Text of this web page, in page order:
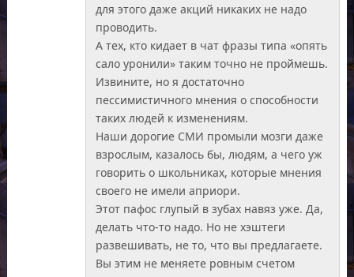
для этого даже акций никаких не надо
проводить.
А тех, кто кидает в чат фразы типа «опять
сало уронили» таким точно не проймешь.
Извините, но я достаточно
пессимистичного мнения о способности
таких людей к изменениям.
Наши дорогие СМИ промыли мозги даже
взрослым, казалось бы, людям, а чего уж
говорить о школьниках, которые мнения
своего не имели априори.
Этот пафос глупый в зубах навяз уже. Да,
делать что-то надо. Но не хэштеги
развешивать, не то, что вы предлагаете.
Вы этим не меняете ровным счетом